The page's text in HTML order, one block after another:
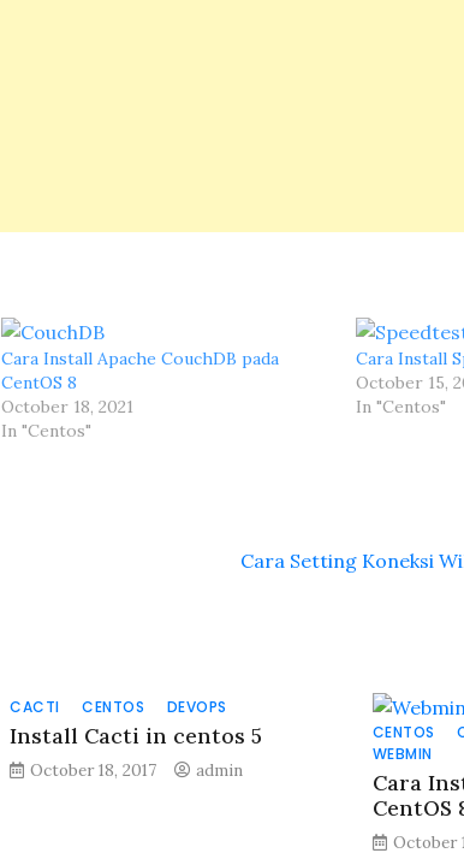
Cara Install Apache CouchDB pada
CentOS 8
October 18, 2021
In "Centos"
Cara Install
October 15,
In "Centos"
Cara Setting Koneksi
CACTI CENTOS DEVOPS
Install Cacti in centos 5
October 18, 2017 admin
CENTOS
WEBMIN
Cara
CentOS
October